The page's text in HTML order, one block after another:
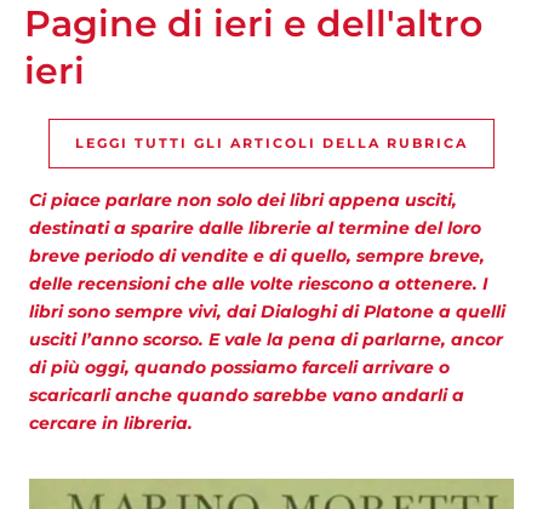
Pagine di ieri e dell'altro
ieri
LEGGI TUTTI GLI ARTICOLI DELLA RUBRICA
Ci piace parlare non solo dei libri appena usciti,
destinati a sparire dalle librerie al termine del loro
breve periodo di vendite e di quello, sempre breve,
delle recensioni che alle volte riescono a ottenere. I
libri sono sempre vivi, dai Dialoghi di Platone a quelli
usciti l’anno scorso. E vale la pena di parlarne, ancor
di più oggi, quando possiamo farceli arrivare o
scaricarli anche quando sarebbe vano andarli a
cercare in libreria.